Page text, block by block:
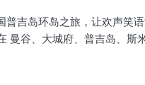
普吉岛环岛之旅，让欢声笑
曼谷、大城府、普吉岛、斯